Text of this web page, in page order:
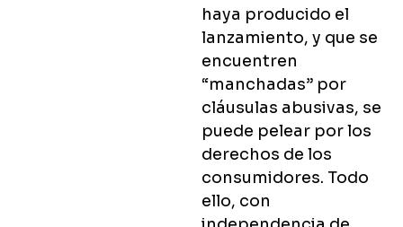
haya producido el
lanzamiento, y que se
encuentren
“manchadas” por
cláusulas abusivas, se
puede pelear por los
derechos de los
consumidores. Todo
ello, con